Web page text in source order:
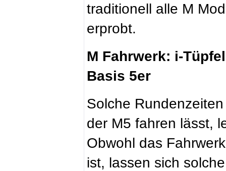
traditionell alle M
erprobt.
M Fahrwerk: i-
Basis 5er
Solche
der M5 fahren lässt,
Obwohl das
ist, lassen sich